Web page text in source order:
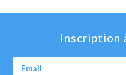
Inscription